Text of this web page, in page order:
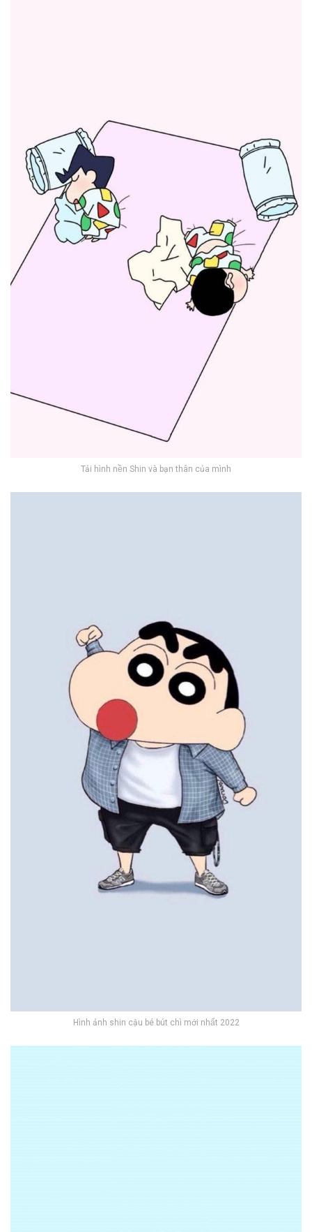
Tải hình nền Shin và bạn thân của mình
Hình ảnh shin cậu bé bút chì mới nhất 2022